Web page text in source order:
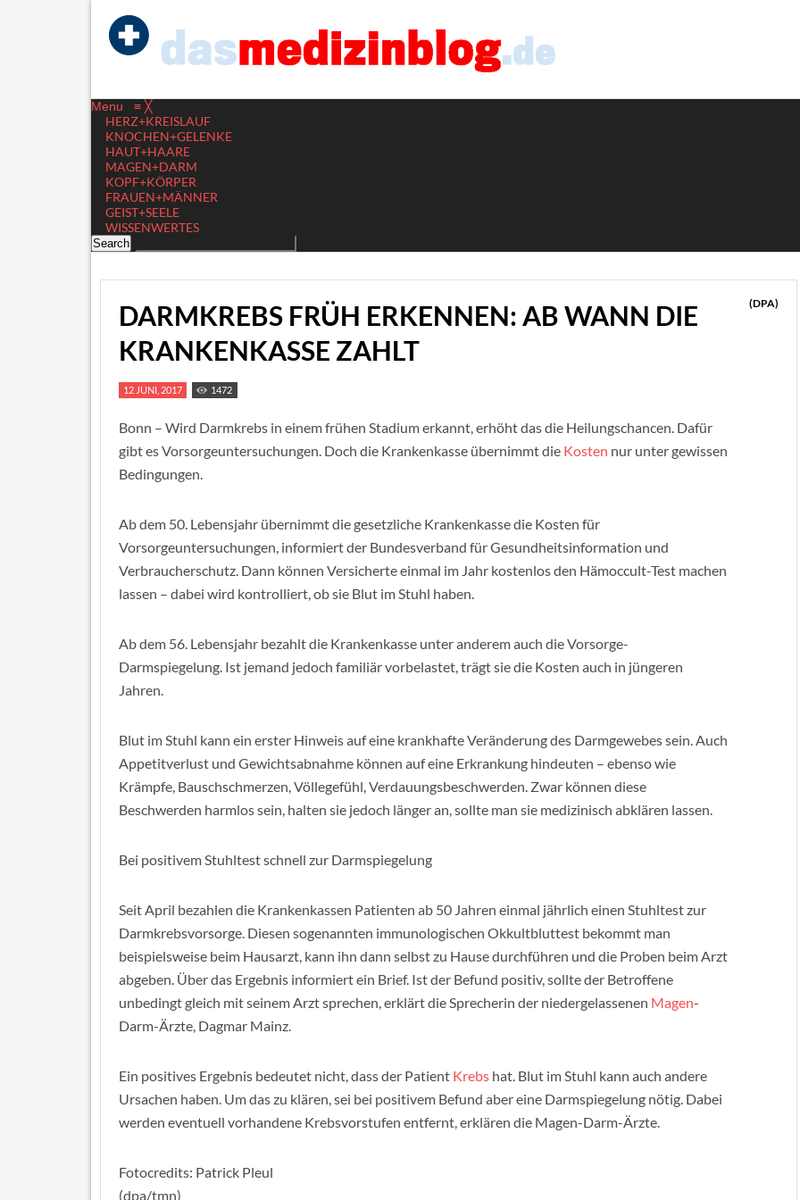
Menu ≡ ╳
HERZ+KREISLAUF
KNOCHEN+GELENKE
HAUT+HAARE
MAGEN+DARM
KOPF+KÖRPER
FRAUEN+MÄNNER
GEIST+SEELE
WISSENWERTES
DARMKREBS FRÜH ERKENNEN: AB WANN DIE
KRANKENKASSE ZAHLT
(DPA)
12 JUNI, 2017 1472
Bonn – Wird Darmkrebs in einem frühen Stadium erkannt, erhöht das die Heilungschancen. Dafür
gibt es Vorsorgeuntersuchungen. Doch die Krankenkasse übernimmt die Kosten nur unter gewissen
Bedingungen.
Ab dem 50. Lebensjahr übernimmt die gesetzliche Krankenkasse die Kosten für
Vorsorgeuntersuchungen, informiert der Bundesverband für Gesundheitsinformation und
Verbraucherschutz. Dann können Versicherte einmal im Jahr kostenlos den Hämoccult-Test machen
lassen – dabei wird kontrolliert, ob sie Blut im Stuhl haben.
Ab dem 56. Lebensjahr bezahlt die Krankenkasse unter anderem auch die Vorsorge-
Darmspiegelung. Ist jemand jedoch familiär vorbelastet, trägt sie die Kosten auch in jüngeren
Jahren.
Blut im Stuhl kann ein erster Hinweis auf eine krankhafte Veränderung des Darmgewebes sein. Auch
Appetitverlust und Gewichtsabnahme können auf eine Erkrankung hindeuten – ebenso wie
Krämpfe, Bauschschmerzen, Völlegefühl, Verdauungsbeschwerden. Zwar können diese
Beschwerden harmlos sein, halten sie jedoch länger an, sollte man sie medizinisch abklären lassen.
Bei positivem Stuhltest schnell zur Darmspiegelung
Seit April bezahlen die Krankenkassen Patienten ab 50 Jahren einmal jährlich einen Stuhltest zur
Darmkrebsvorsorge. Diesen sogenannten immunologischen Okkultbluttest bekommt man
beispielsweise beim Hausarzt, kann ihn dann selbst zu Hause durchführen und die Proben beim Arzt
abgeben. Über das Ergebnis informiert ein Brief. Ist der Befund positiv, sollte der Betroffene
unbedingt gleich mit seinem Arzt sprechen, erklärt die Sprecherin der niedergelassenen Magen-
Darm-Ärzte, Dagmar Mainz.
Ein positives Ergebnis bedeutet nicht, dass der Patient Krebs hat. Blut im Stuhl kann auch andere
Ursachen haben. Um das zu klären, sei bei positivem Befund aber eine Darmspiegelung nötig. Dabei
werden eventuell vorhandene Krebsvorstufen entfernt, erklären die Magen-Darm-Ärzte.
Fotocredits: Patrick Pleul
(dpa/tmn)